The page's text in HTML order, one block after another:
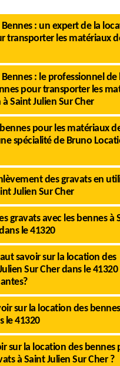
: un expert de la
transporter les matériaux
: le professionnel de
pour transporter les
Saint Julien Sur Cher
pour les matériaux
spécialité de Bruno
des gravats en
Julien Sur Cher
gravats avec les bennes à
le 41320
savoir sur la location des
Sur Cher dans le 41320
sur la location des
le 41320
sur la location des bennes
à Saint Julien Sur Cher ?